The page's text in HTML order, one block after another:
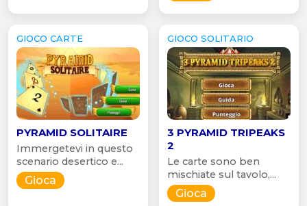
GIOCO CARTE
PYRAMID SOLITAIRE
Immergetevi in questo
scenario desertico e...
Gioca
GIOCO SOLITARIO
3 PYRAMID TRIPEAKS
2
Le carte sono ben
mischiate sul tavolo,...
Gioca